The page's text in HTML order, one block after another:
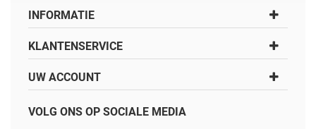
INFORMATIE
KLANTENSERVICE
UW ACCOUNT
VOLG ONS OP SOCIALE MEDIA